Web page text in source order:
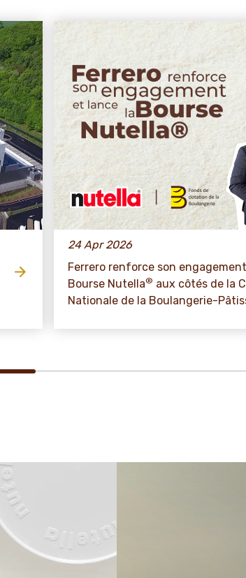
24 Apr 2026
Ferrero renforce son
Bourse Nutella® aux côtés de la
Nationale de la Boulangerie-